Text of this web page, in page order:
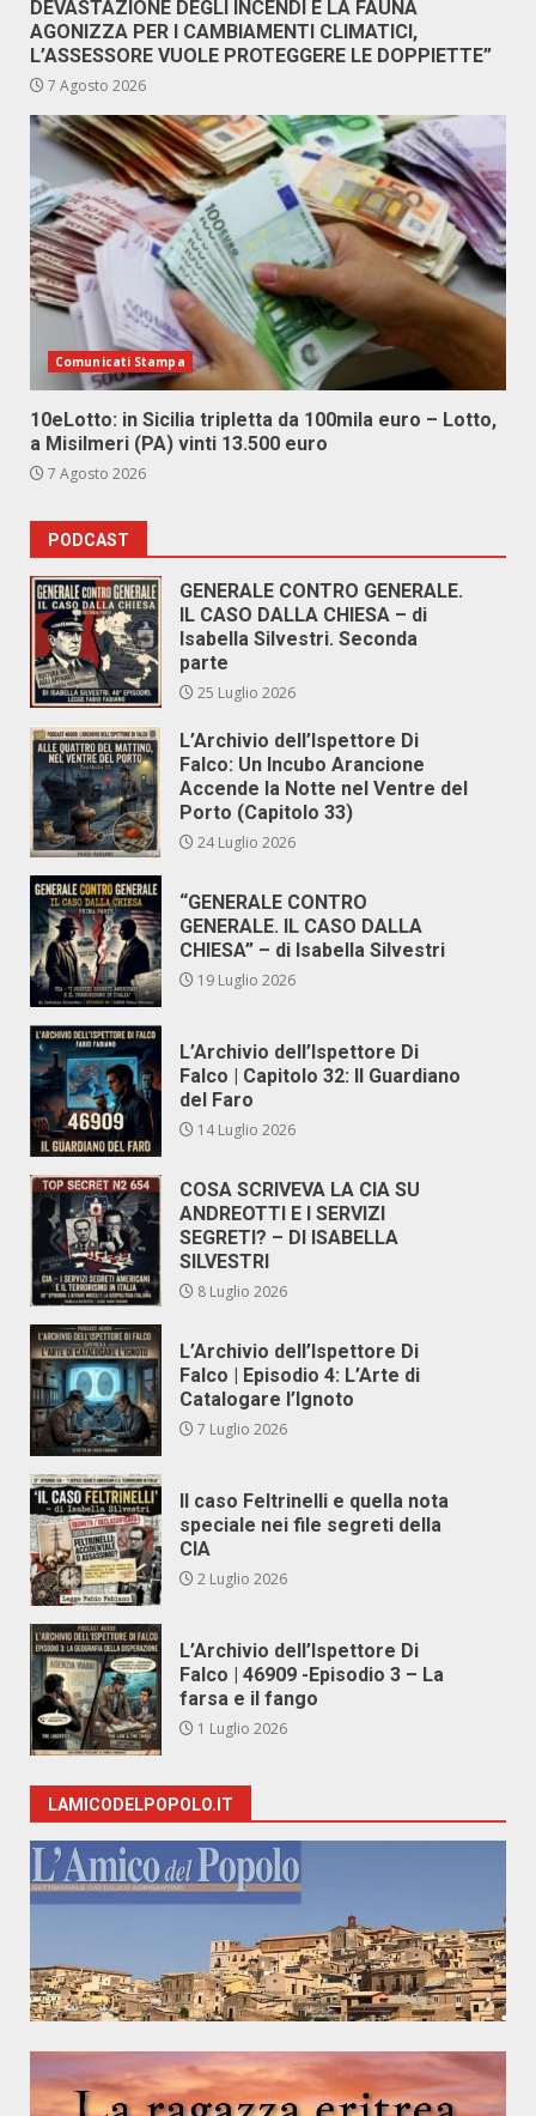
DEVASTAZIONE DEGLI INCENDI E LA FAUNA
AGONIZZA PER I CAMBIAMENTI CLIMATICI,
L’ASSESSORE VUOLE PROTEGGERE LE DOPPIETTE”
7 Agosto 2026
Comunicati Stampa
10eLotto: in Sicilia tripletta da 100mila euro – Lotto,
a Misilmeri (PA) vinti 13.500 euro
7 Agosto 2026
PODCAST
GENERALE CONTRO GENERALE.
IL CASO DALLA CHIESA – di
Isabella Silvestri. Seconda
parte
25 Luglio 2026
L’Archivio dell’Ispettore Di
Falco: Un Incubo Arancione
Accende la Notte nel Ventre del
Porto (Capitolo 33)
24 Luglio 2026
“GENERALE CONTRO
GENERALE. IL CASO DALLA
CHIESA” – di Isabella Silvestri
19 Luglio 2026
L’Archivio dell’Ispettore Di
Falco | Capitolo 32: Il Guardiano
del Faro
14 Luglio 2026
COSA SCRIVEVA LA CIA SU
ANDREOTTI E I SERVIZI
SEGRETI? – DI ISABELLA
SILVESTRI
8 Luglio 2026
L’Archivio dell’Ispettore Di
Falco | Episodio 4: L’Arte di
Catalogare l’Ignoto
7 Luglio 2026
Il caso Feltrinelli e quella nota
speciale nei file segreti della
CIA
2 Luglio 2026
L’Archivio dell’Ispettore Di
Falco | 46909 -Episodio 3 – La
farsa e il fango
1 Luglio 2026
LAMICODELPOPOLO.IT